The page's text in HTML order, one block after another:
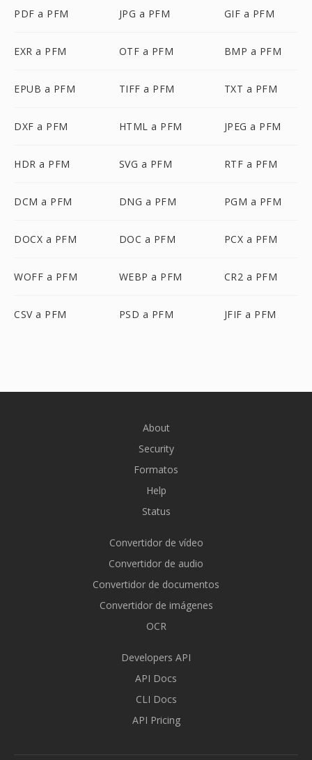
PDF a PFM JPG a PFM GIF a PFM
EXR a PFM OTF a PFM BMP a PFM
EPUB a PFM TIFF a PFM TXT a PFM
DXF a PFM HTML a PFM JPEG a PFM
HDR a PFM SVG a PFM RTF a PFM
DCM a PFM DNG a PFM PGM a PFM
DOCX a PFM DOC a PFM PCX a PFM
WOFF a PFM WEBP a PFM CR2 a PFM
CSV a PFM PSD a PFM JFIF a PFM
About
Security
Formatos
Help
Status
Convertidor de vídeo
Convertidor de audio
Convertidor de documentos
Convertidor de imágenes
OCR
Developers API
API Docs
CLI Docs
API Pricing